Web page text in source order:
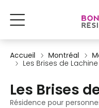
Accueil Montréal
Les Brises de Lachine
Les Brises
Résidence pour